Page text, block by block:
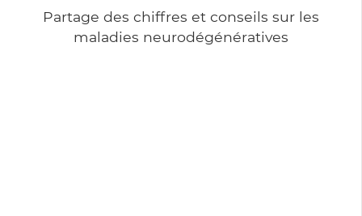
Partage des chiffres et conseils sur les
maladies neurodégénératives